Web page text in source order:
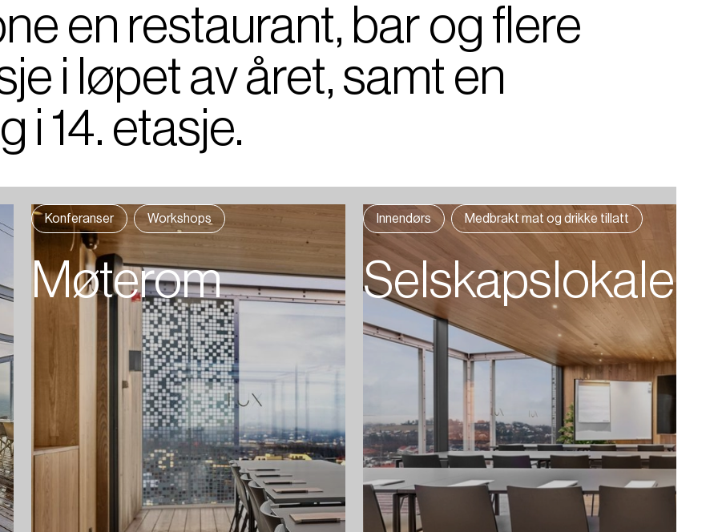
en restaurant, bar og flere
i løpet av året, samt en
14. etasje.
Konferanser Workshops
Møterom
Innendørs Medbrakt mat og drikke tillatt
Selskapslokale